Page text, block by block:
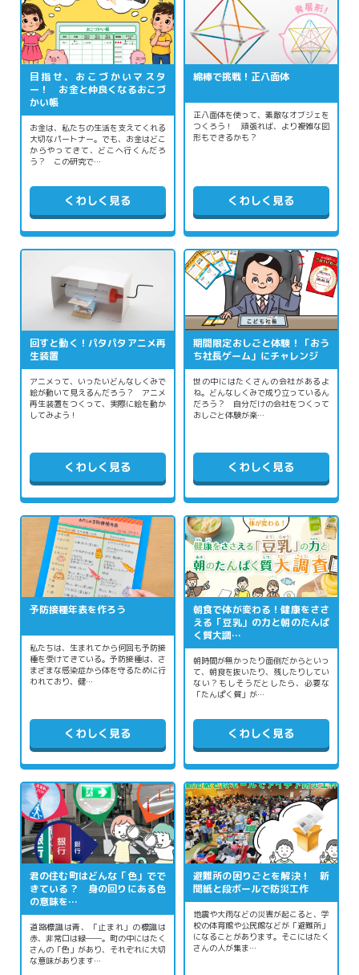
目指せ、おこづかいマスタ
ー！ お金と仲良くなるおこづ
かい帳
お金は、私たちの生活を支えてくれる
大切なパートナー。でも、お金はどこ
からやってきて、どこへ行くんだろ
う？ この研究で…
くわしく見る
綿棒で挑戦！正八面体
正八面体を使って、素敵なオブジェを
つくろう！ 頑張れば、より複雑な図
形もできるかも？
くわしく見る
回すと動く！パタパタアニメ再
生装置
アニメって、いったいどんなしくみで
絵が動いて見えるんだろう？ アニメ
再生装置をつくって、実際に絵を動か
してみよう！
くわしく見る
期間限定おしごと体験！「おう
ち社長ゲーム」にチャレンジ
世の中にはたくさんの会社があるよ
ね。どんなしくみで成り立っているん
だろう？ 自分だけの会社をつくって
おしごと体験が楽…
くわしく見る
予防接種年表を作ろう
私たちは、生まれてから何回も予防接
種を受けてきている。予防接種は、さ
まざまな感染症から体を守るために行
われており、健…
くわしく見る
朝食で体が変わる！健康をささ
える「豆乳」の力と朝のたんぱ
く質大調…
朝時間が無かったり面倒だからといっ
て、朝食を抜いたり、残したりしてい
ない？もしそうだとしたら、必要な
「たんぱく質」が…
くわしく見る
君の住む町はどんな「色」でで
きている？ 身の回りにある色
の意味を…
道路標識は青、「止まれ」の標識は
赤、非常口は緑――。町の中にはたく
さんの「色」があり、それぞれに大切
な意味があります…
避難所の困りごとを解決！ 新
聞紙と段ボールで防災工作
地震や大雨などの災害が起こると、学
校の体育館や公民館などが「避難所」
になることがあります。そこにはたく
さんの人が集ま…